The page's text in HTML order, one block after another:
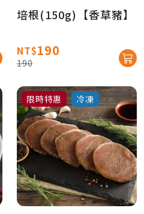
培根(150g)【香草豬】
NT$190
190
限時特惠 冷凍